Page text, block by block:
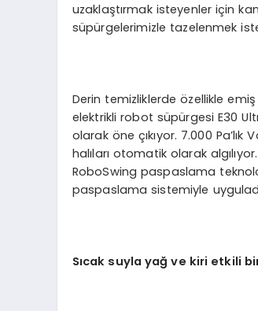
uzaklaştırmak isteyenler için
süpürgelerimizle tazelenmek
Derin temizliklerde özellikle
elektrikli robot süpürgesi E30
olarak öne çıkıyor. 7.000
halıları otomatik olarak
RoboSwing paspaslama
paspaslama sistemiyle
Sıcak suyla yağ ve kiri etkili